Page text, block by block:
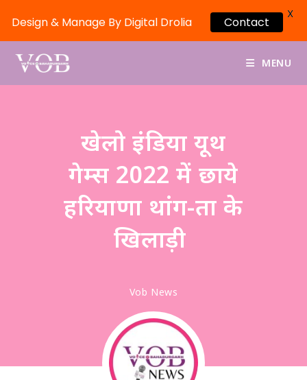
MENU
खेलो इंडिया यूथ
गेम्स 2022 में छाये
हरियाणा थांग-ता के
खिलाड़ी
Vob News
Design & Manage By Digital Drolia Contact
X